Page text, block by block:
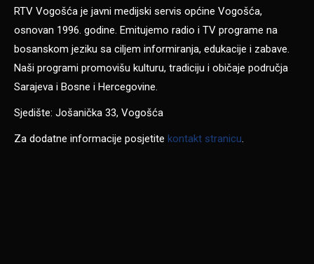
RTV Vogošća je javni medijski servis općine Vogošća,
osnovan 1996. godine. Emitujemo radio i TV programe na
bosanskom jeziku sa ciljem informiranja, edukacije i zabave.
Naši programi promovišu kulturu, tradiciju i običaje područja
Sarajeva i Bosne i Hercegovine.
Sjedište: Jošanička 33, Vogošća
Za dodatne informacije posjetite kontakt stranicu.